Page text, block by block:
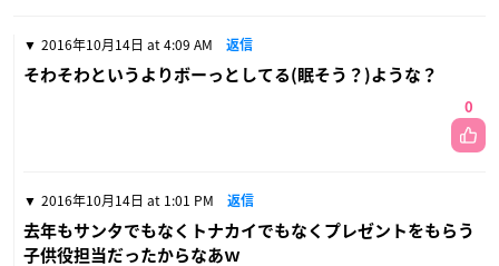
2016年10月14日 at 4:09 AM 返信
そわそわというよりボーっとしてる(眠そう？)ような？
0
2016年10月14日 at 1:01 PM 返信
去年もサンタでもなくトナカイでもなくプレゼントをもらう
子供役担当だったからなあｗ